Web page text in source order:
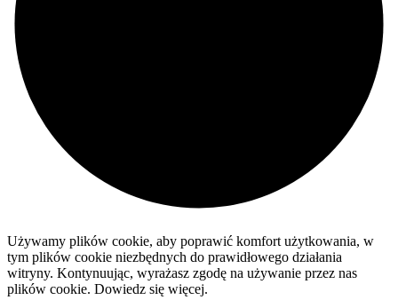
Używamy plików cookie, aby poprawić komfort użytkowania, w
tym plików cookie niezbędnych do prawidłowego działania
witryny. Kontynuując, wyrażasz zgodę na używanie przez nas
plików cookie. Dowiedz się więcej.